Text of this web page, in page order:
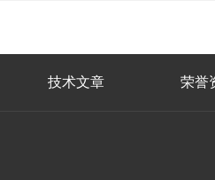
技术文章 荣誉